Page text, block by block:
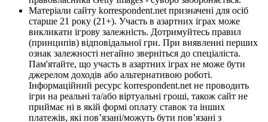
Матеріали сайту korrespondent.net призначені для осіб
старше 21 року (21+). Участь в азартних іграх може
викликати ігрову залежність. Дотримуйтесь правил
(принципів) відповідальної гри. При виявленні перших
ознак залежності негайно зверніться до спеціаліста.
Пам'ятайте, що участь в азартних іграх не може бути
джерелом доходів або альтернативою роботі.
Інформаційний ресурс korrespondent.net не проводить
ігри на реальні та/або віртуальні гроші, також сайт не
приймає ні в якій формі оплату ставок та інших
платежів, які пов’язані/можуть бути пов’язані з